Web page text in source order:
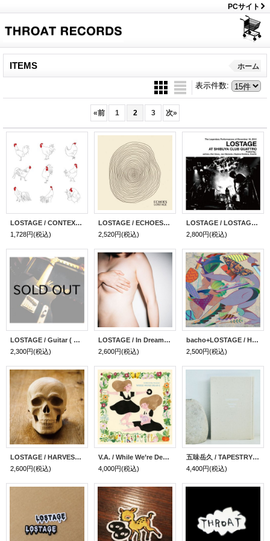
PCサイト
ITEMS ホーム
表示件数:
«前 1 2 3 次»
LOSTAGE / CONTEXT ( CD )
1,728円(税込)
LOSTAGE / ECHOES ( CD )
2,520円(税込)
LOSTAGE / LOSTAGE AT SHIBUYA CLUB QUATTRO ( CD )
2,800円(税込)
LOSTAGE / Guitar ( CD )
2,300円(税込)
LOSTAGE / In Dreams ( CD )
2,600円(税込)
bacho+LOSTAGE / HOMETOWN E.P. ( VINYL )
2,500円(税込)
LOSTAGE / HARVEST ( CD )
2,600円(税込)
V.A. / While We’re Dead 2 ( CD )
4,000円(税込)
五味岳久 / TAPESTRY - 五味岳久全歌詞集 - (BOOK)
4,400円(税込)